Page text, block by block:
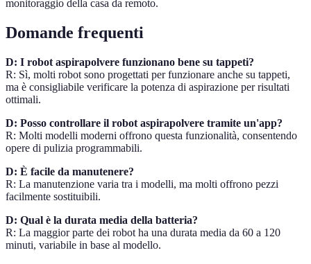
monitoraggio della casa da remoto.
Domande frequenti
D: I robot aspirapolvere funzionano bene su tappeti?
R: Sì, molti robot sono progettati per funzionare anche su tappeti,
ma è consigliabile verificare la potenza di aspirazione per risultati
ottimali.
D: Posso controllare il robot aspirapolvere tramite un'app?
R: Molti modelli moderni offrono questa funzionalità, consentendo
opere di pulizia programmabili.
D: È facile da manutenere?
R: La manutenzione varia tra i modelli, ma molti offrono pezzi
facilmente sostituibili.
D: Qual è la durata media della batteria?
R: La maggior parte dei robot ha una durata media da 60 a 120
minuti, variabile in base al modello.